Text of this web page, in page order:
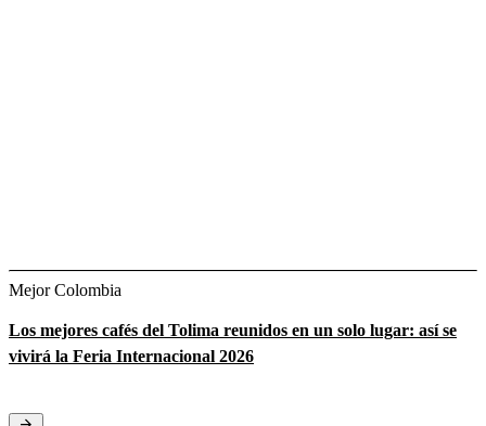
Mejor Colombia
Los mejores cafés del Tolima reunidos en un solo lugar: así se
vivirá la Feria Internacional 2026